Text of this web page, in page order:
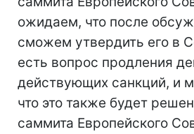
ожидаем, что после
сможем утвердить его в
есть вопрос продления
действующих санкций, и
что это также будет
саммита Европейского